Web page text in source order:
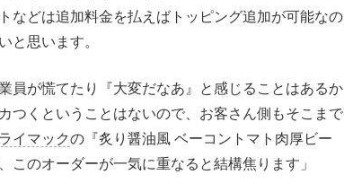
などは追加料金を払えばトッピング追加が可能なの
と思います。
が慌てたり『大変だなあ』と感じることはあるか
つくということはないので、お客さん側もそこまで
イマックの『炙り醤油風 ベーコントマト肉厚ビー
のオーダーが一気に重なると結構焦ります」